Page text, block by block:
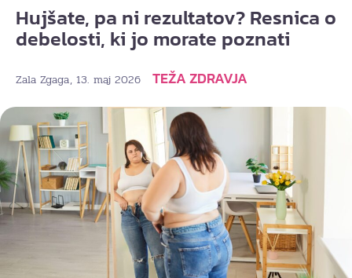
Hujšate, pa ni rezultatov? Resnica o
debelosti, ki jo morate poznati
Zala Zgaga, 13. maj 2026 TEŽA ZDRAVJA